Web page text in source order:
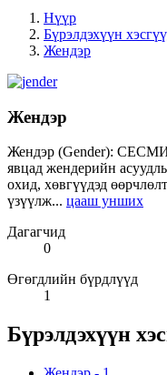
Нүүр
Бүрэлдэхүүн
Жендэр
Жендэр
Жендэр (Gender):
явцад жендерийн
охид, хөвгүүдэд
үзүүлж... цааш унших
Дагагчид
0
Өгөгдлийн бүрдлүүд
1
Бүрэлдэхүүн